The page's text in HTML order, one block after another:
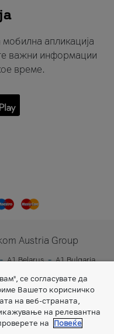
апликација
важни информации
време.
Austria Group
A1 Belarus
A1 Bulgaria
се согласувате да
Вашето корисничко
на веб-страната,
на релевантна
на
Повеќе